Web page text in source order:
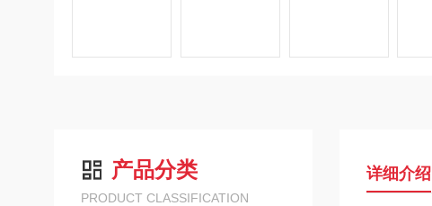
产品分类
PRODUCT CLASSIFICATION
详细介绍